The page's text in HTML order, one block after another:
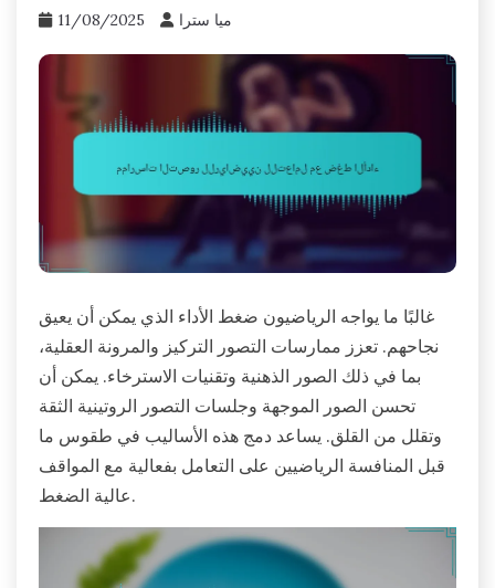
11/08/2025 ميا سترا
غالبًا ما يواجه الرياضيون ضغط الأداء الذي يمكن أن يعيق
نجاحهم. تعزز ممارسات التصور التركيز والمرونة العقلية،
بما في ذلك الصور الذهنية وتقنيات الاسترخاء. يمكن أن
تحسن الصور الموجهة وجلسات التصور الروتينية الثقة
وتقلل من القلق. يساعد دمج هذه الأساليب في طقوس ما
قبل المنافسة الرياضيين على التعامل بفعالية مع المواقف
عالية الضغط.